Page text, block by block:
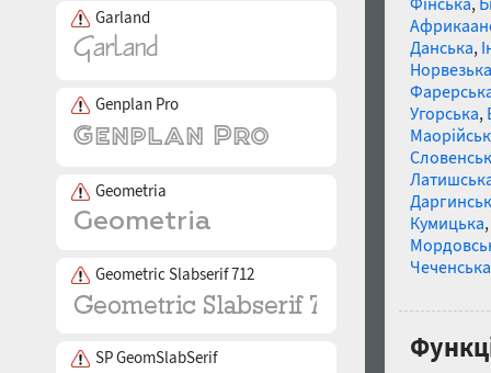
Garland
Genplan Pro
Geometria
Geometric Slabserif 712
SP GeomSlabSerif
Данська,
Норвезька
Угорська,
Кумицька,
Чеченська